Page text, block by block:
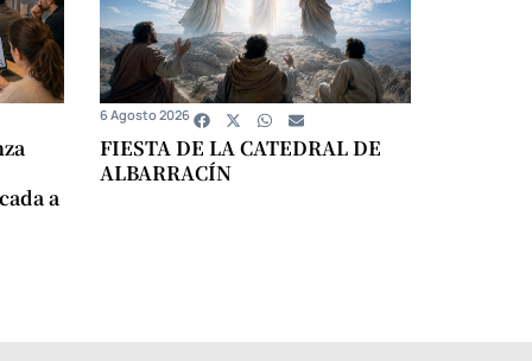
a
FIESTA DE LA CATEDRAL DE
ALBARRACÍN
6 Agosto 2026